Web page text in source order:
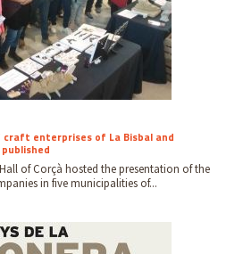
enterprises of La Bisbal and
of Corçà hosted the presentation of the
in five municipalities of...